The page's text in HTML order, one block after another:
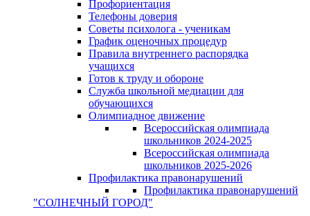
Профориентация
Телефоны доверия
Советы психолога - ученикам
График оценочных процедур
Правила внутреннего распорядка
учащихся
Готов к труду и обороне
Служба школьной медиации для
обучающихся
Олимпиадное движение
Всероссийская олимпиада
школьников 2024-2025
Всероссийская олимпиада
школьников 2025-2026
Профилактика правонарушений
Профилактика правонарушений
"СОЛНЕЧНЫЙ ГОРОД"